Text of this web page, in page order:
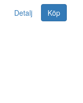
Detalj
Köp